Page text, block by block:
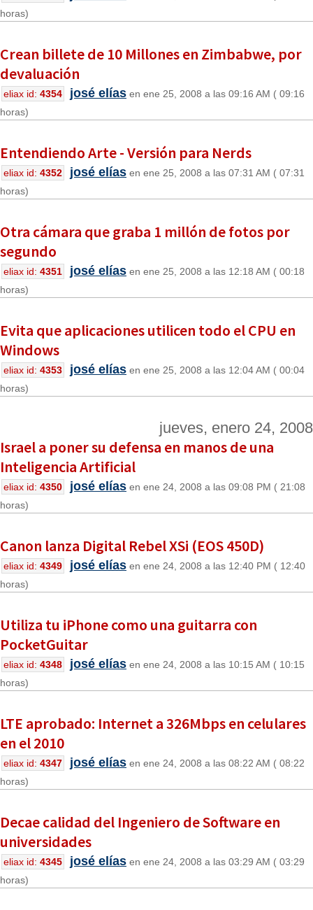
horas)
Crean billete de 10 Millones en Zimbabwe, por
devaluación
eliax id: 4354 josé elías en ene 25, 2008 a las 09:16 AM ( 09:16
horas)
Entendiendo Arte - Versión para Nerds
eliax id: 4352 josé elías en ene 25, 2008 a las 07:31 AM ( 07:31
horas)
Otra cámara que graba 1 millón de fotos por
segundo
eliax id: 4351 josé elías en ene 25, 2008 a las 12:18 AM ( 00:18
horas)
Evita que aplicaciones utilicen todo el CPU en
Windows
eliax id: 4353 josé elías en ene 25, 2008 a las 12:04 AM ( 00:04
horas)
jueves, enero 24, 2008
Israel a poner su defensa en manos de una
Inteligencia Artificial
eliax id: 4350 josé elías en ene 24, 2008 a las 09:08 PM ( 21:08
horas)
Canon lanza Digital Rebel XSi (EOS 450D)
eliax id: 4349 josé elías en ene 24, 2008 a las 12:40 PM ( 12:40
horas)
Utiliza tu iPhone como una guitarra con
PocketGuitar
eliax id: 4348 josé elías en ene 24, 2008 a las 10:15 AM ( 10:15
horas)
LTE aprobado: Internet a 326Mbps en celulares
en el 2010
eliax id: 4347 josé elías en ene 24, 2008 a las 08:22 AM ( 08:22
horas)
Decae calidad del Ingeniero de Software en
universidades
eliax id: 4345 josé elías en ene 24, 2008 a las 03:29 AM ( 03:29
horas)